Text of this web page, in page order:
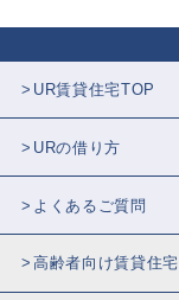
UR賃貸住宅TOP
URの借り方
よくあるご質問
高齢者向け賃貸住宅